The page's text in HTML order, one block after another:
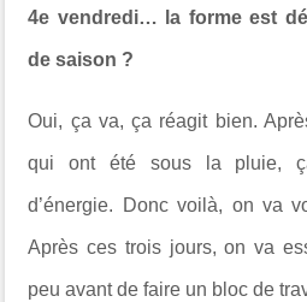
4e vendredi… la forme est
de saison ?
Oui, ça va, ça réagit bien.
qui ont été sous la pluie,
d’énergie. Donc voilà, on va
Après ces trois jours, on va
peu avant de faire un bloc de